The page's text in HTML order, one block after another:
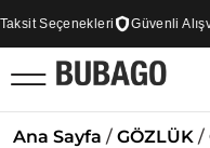
Seçenekleri Güvenli
Ana Sayfa / GÖZLÜK /